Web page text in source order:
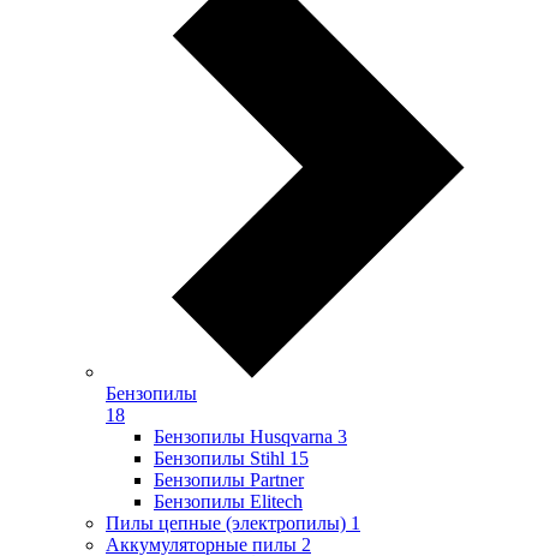
Бензопилы
18
Бензопилы Husqvarna 3
Бензопилы Stihl 15
Бензопилы Partner
Бензопилы Elitech
Пилы цепные (электропилы) 1
Аккумуляторные пилы 2